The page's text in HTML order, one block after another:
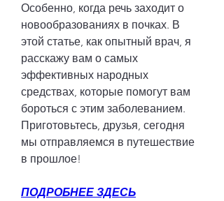
Особенно, когда речь заходит о
новообразованиях в почках. В
этой статье, как опытный врач, я
расскажу вам о самых
эффективных народных
средствах, которые помогут вам
бороться с этим заболеванием.
Приготовьтесь, друзья, сегодня
мы отправляемся в путешествие
в прошлое!
ПОДРОБНЕЕ ЗДЕСЬ